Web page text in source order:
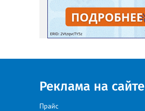
Реклама на сайте
Прайс